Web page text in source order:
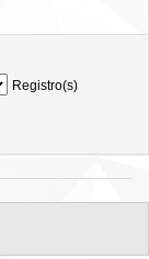
Registro(s)